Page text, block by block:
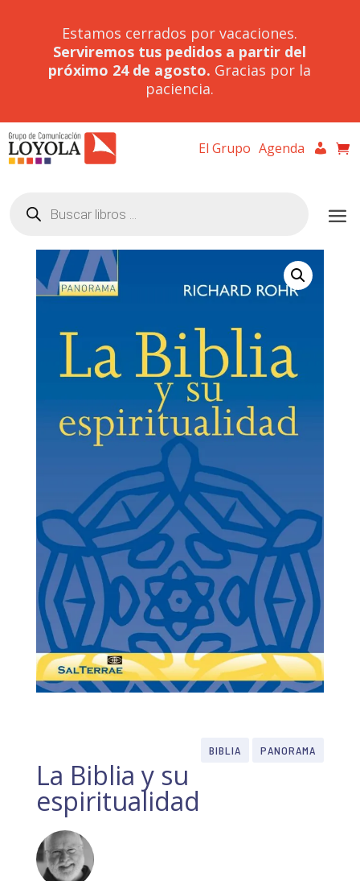
Estamos cerrados por vacaciones.
Serviremos tus pedidos a partir del
próximo 24 de agosto. Gracias por la
paciencia.
El Grupo Agenda
productos
BIBLIA PANORAMA
La Biblia y su
espiritualidad